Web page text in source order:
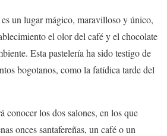
un lugar mágico, maravilloso y único,
el olor del café y el chocolate
Esta pastelería ha sido testigo de
bogotanos, como la fatídica tarde del
conocer los dos salones, en los que
onces santafereñas, un café o un